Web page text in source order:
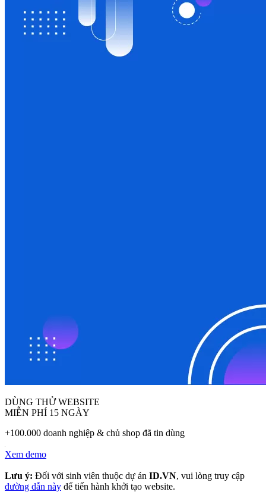
DÙNG THỬ WEBSITE
MIỄN PHÍ 15 NGÀY
+100.000 doanh nghiệp & chủ shop đã tin dùng
Xem demo
Lưu ý: Đối với sinh viên thuộc dự án ID.VN, vui lòng truy cập
đường dẫn này để tiến hành khởi tạo website.